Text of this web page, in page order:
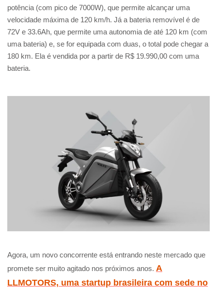
potência (com pico de 7000W), que permite alcançar uma
velocidade máxima de 120 km/h. Já a bateria removível é de
72V e 33.6Ah, que permite uma autonomia de até 120 km (com
uma bateria) e, se for equipada com duas, o total pode chegar a
180 km. Ela é vendida por a partir de R$ 19.990,00 com uma
bateria.
Agora, um novo concorrente está entrando neste mercado que
promete ser muito agitado nos próximos anos. A
LLMOTORS, uma startup brasileira com sede no